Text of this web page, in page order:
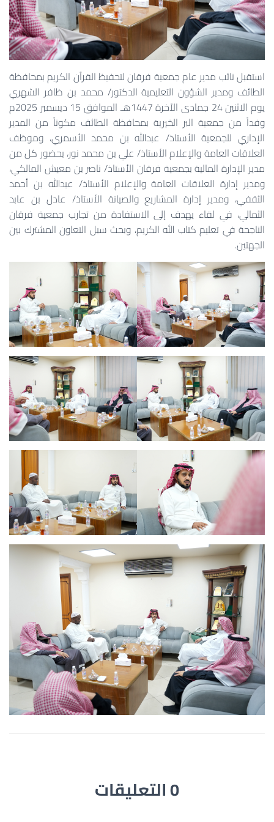
استقبل نائب مدير عام جمعية فرقان لتحفيظ القرآن الكريم بمحافظة
الطائف ومدير الشؤون التعليمية الدكتور/ محمد بن ظافر الشهري
يوم الاثنين 24 جمادى الآخرة 1447هـ الموافق 15 ديسمبر 2025م
وفداً من جمعية البر الخيرية بمحافظة الطائف مكوناً من المدير
الإداري للجمعية الأستاذ/ عبدالله بن محمد الأسمري، وموظف
العلاقات العامة والإعلام الأستاذ/ علي بن محمد نور، بحضور كل من
مدير الإدارة المالية بجمعية فرقان الأستاذ/ ناصر بن معيش المالكي،
ومدير إدارة العلاقات العامة والإعلام الأستاذ/ عبدالله بن أحمد
الثقفي، ومدير إدارة المشاريع والصيانة الأستاذ/ عادل بن عابد
الثمالي، في لقاء يهدف إلى الاستفادة من تجارب جمعية فرقان
الناجحة في تعليم كتاب الله الكريم، وبحث سبل التعاون المشترك بين
الجهتين.
0 التعليقات